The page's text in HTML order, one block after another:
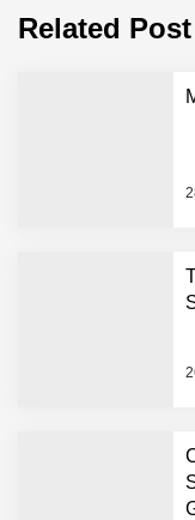
Related Post